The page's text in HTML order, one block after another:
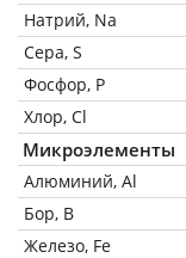
Натрий, Na
Сера, S
Фосфор, P
Хлор, Cl
Микроэлементы
Алюминий, Al
Бор, B
Железо, Fe